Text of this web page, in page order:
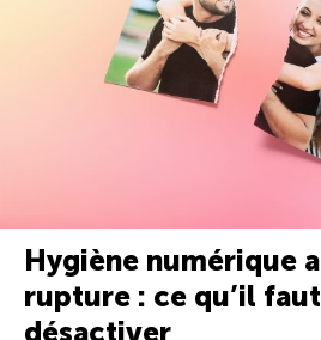
Hygiène numérique
rupture : ce qu’il
désactiver